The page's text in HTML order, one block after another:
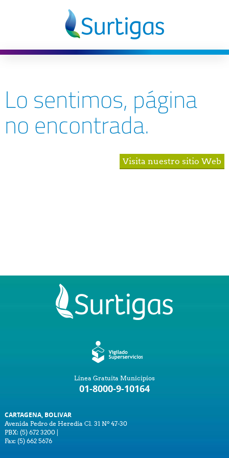
Lo sentimos, página
no encontrada.
Línea Gratuita Municipios
01-8000-9-10164
CARTAGENA, BOLIVAR
Avenida Pedro de Heredia Cl. 31 Nº 47-30
PBX: (5) 672 3200 |
Fax: (5) 662 5676